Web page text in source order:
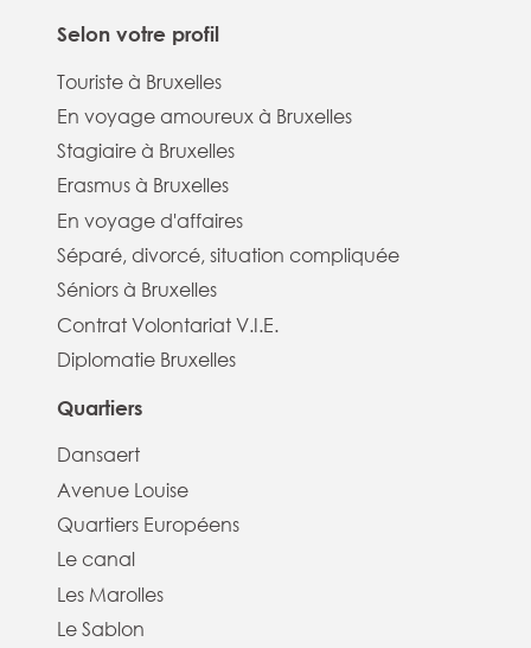
Selon votre profil
Touriste à Bruxelles
En voyage amoureux à Bruxelles
Stagiaire à Bruxelles
Erasmus à Bruxelles
En voyage d'affaires
Séparé, divorcé, situation compliquée
Séniors à Bruxelles
Contrat Volontariat V.I.E.
Diplomatie Bruxelles
Quartiers
Dansaert
Avenue Louise
Quartiers Européens
Le canal
Les Marolles
Le Sablon